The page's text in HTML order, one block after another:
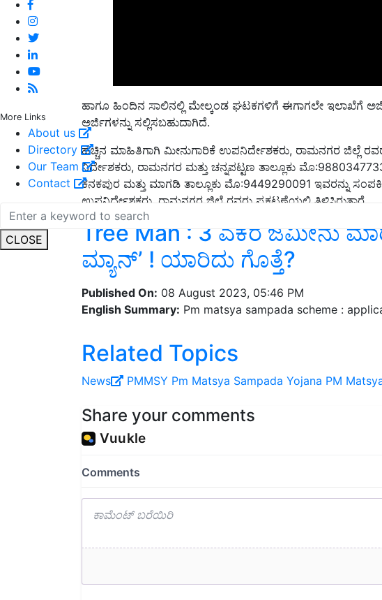
More Links
About us
Directory
Our Team
Contact
CLOSE
ಹಾಗೂ ಹಿಂದಿನ ಸಾಲಿನಲ್ಲಿ ಮೇಲ್ಕಂಡ ಘಟಕಗಳಿಗೆ ಈಗಾಗಲೇ ಇಲಾಖೆಗೆ ಅರ್ಜಿ
ಅರ್ಜಿಗಳನ್ನು ಸಲ್ಲಿಸಬಹುದಾಗಿದೆ.
ಹೆಚ್ಚಿನ ಮಾಹಿತಿಗಾಗಿ ಮೀನುಗಾರಿಕೆ ಉಪನಿರ್ದೇಶಕರು, ರಾಮನಗರ ಜಿಲ್ಲೆ
ನಿರ್ದೇಶಕರು, ರಾಮನಗರ ಮತ್ತು ಚನ್ನಪಟ್ಟಣ ತಾಲ್ಲೂಕು
ಕನಕಪುರ ಮತ್ತು ಮಾಗಡಿ ತಾಲ್ಲೂಕು ಮೊ:9449290091 ಇವರನ್ನು
ಉಪನಿರ್ದೇಶಕರು, ರಾಮನಗರ ಜಿಲ್ಲೆ ರವರು ಪ್ರಕಟಣೆಯಲ್ಲಿ ತಿಳಿಸಿರುತ್ತಾರೆ.
Tree Man : 3 ಎಕರೆ ಜಮೀನು
ಮ್ಯಾನ್ʼ ! ಯಾರಿದು ಗೊತ್ತೆ?
Published On: 08 August 2023, 05:46 PM
English Summary: Pm matsya sampada scheme :
Related Topics
News PMMSY Pm Matsya Sampada Yojana PM
Share your comments